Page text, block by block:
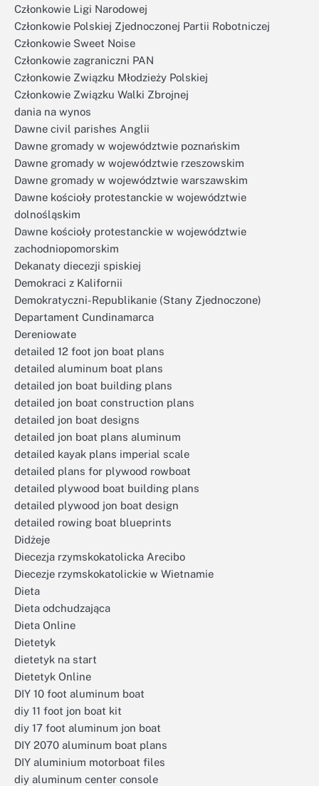
Członkowie Ligi Narodowej
Członkowie Polskiej Zjednoczonej Partii Robotniczej
Członkowie Sweet Noise
Członkowie zagraniczni PAN
Członkowie Związku Młodzieży Polskiej
Członkowie Związku Walki Zbrojnej
dania na wynos
Dawne civil parishes Anglii
Dawne gromady w województwie poznańskim
Dawne gromady w województwie rzeszowskim
Dawne gromady w województwie warszawskim
Dawne kościoły protestanckie w województwie
dolnośląskim
Dawne kościoły protestanckie w województwie
zachodniopomorskim
Dekanaty diecezji spiskiej
Demokraci z Kalifornii
Demokratyczni-Republikanie (Stany Zjednoczone)
Departament Cundinamarca
Dereniowate
detailed 12 foot jon boat plans
detailed aluminum boat plans
detailed jon boat building plans
detailed jon boat construction plans
detailed jon boat designs
detailed jon boat plans aluminum
detailed kayak plans imperial scale
detailed plans for plywood rowboat
detailed plywood boat building plans
detailed plywood jon boat design
detailed rowing boat blueprints
Didżeje
Diecezja rzymskokatolicka Arecibo
Diecezje rzymskokatolickie w Wietnamie
Dieta
Dieta odchudzająca
Dieta Online
Dietetyk
dietetyk na start
Dietetyk Online
DIY 10 foot aluminum boat
diy 11 foot jon boat kit
diy 17 foot aluminum jon boat
DIY 2070 aluminum boat plans
DIY aluminium motorboat files
diy aluminum center console